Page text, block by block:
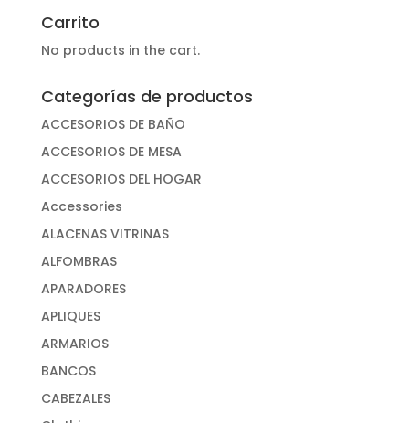
Carrito
No products in the cart.
Categorías de productos
ACCESORIOS DE BAÑO
ACCESORIOS DE MESA
ACCESORIOS DEL HOGAR
Accessories
ALACENAS VITRINAS
ALFOMBRAS
APARADORES
APLIQUES
ARMARIOS
BANCOS
CABEZALES